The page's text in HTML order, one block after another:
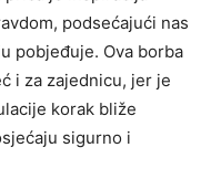
podsećajući nas
pobjeđuje. Ova borba
i za zajednicu, jer je
korak bliže
sigurno i